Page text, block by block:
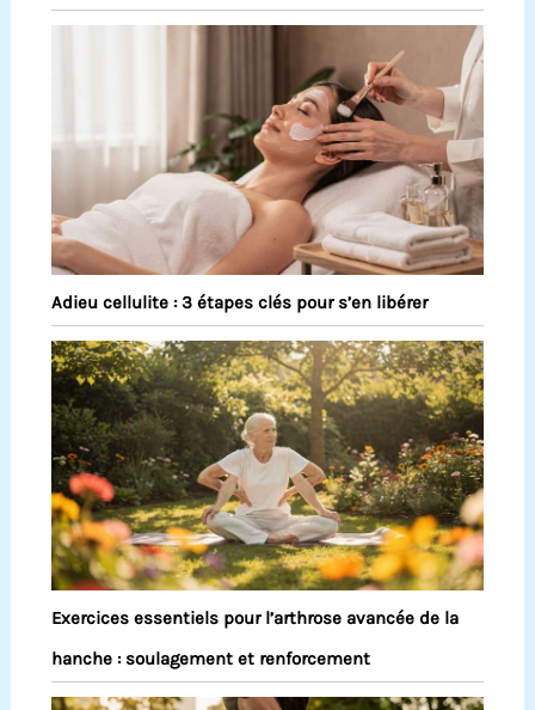
Adieu cellulite : 3 étapes clés pour s’en libérer
Exercices essentiels pour l’arthrose avancée de la
hanche : soulagement et renforcement